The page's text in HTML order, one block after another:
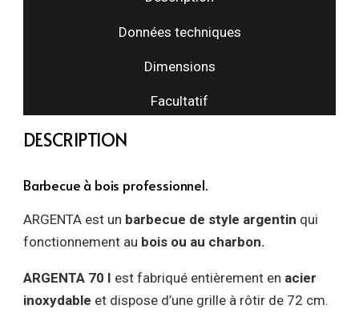
Données techniques
Dimensions
Facultatif
DESCRIPTION
Barbecue à bois professionnel.
ARGENTA est un barbecue de style argentin qui
fonctionnement au bois ou au charbon.
ARGENTA 70 I est fabriqué entièrement en acier
inoxydable et dispose d’une grille à rôtir de 72 cm.